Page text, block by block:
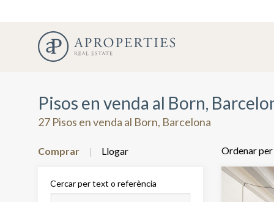
Pisos en venda al Born,
27 Pisos en venda al Born, Barcelona
Comprar Llogar
Cercar per text o referència
Ordenar per